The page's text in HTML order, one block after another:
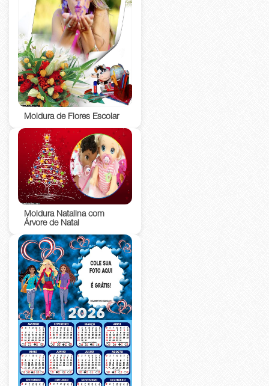
Moldura de Flores Escolar
Moldura Natalina com
Árvore de Natal